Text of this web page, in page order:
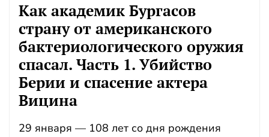
Как академик Бургасов
страну от американского
бактериологического оружия
спасал. Часть 1. Убийство
Берии и спасение актера
Вицина
29 января — 108 лет со дня рождения